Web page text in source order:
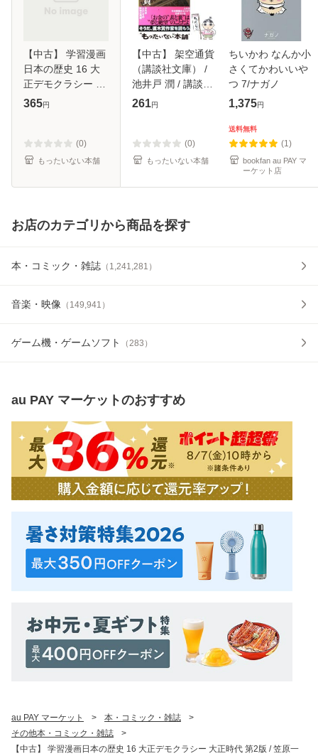
【中古】 学習漫画
日本の歴史 16 大
正デモクラシー 大
正時代 第2版 / 笠
ール便送料無料】
365円
(0)
もったいない本舗
【中古】 架空通貨
（講談社文庫） /
池井戸 潤 / 講談社
[文庫]【メール便送
261円
(0)
もったいない本舗
ちいかわ なんか小
さくてかわいいや
つ 7/ナガノ
1,375円
送料無料
(1)
bookfan au PAY マ
ーケット店
お店のカテゴリから商品を探す
本・コミック・雑誌 （ 1,241,281 ）
音楽・映像 （ 149,941 ）
ゲーム機・ゲームソフト （283 ）
au PAY マーケットのおすすめ
au PAY マーケット > 本・コミック・雑誌
>
その他本・コミック・雑誌
>
【中古】 学習漫画日本の歴史 16 大正デモクラシー 大正時代 第2版 / 笠原一